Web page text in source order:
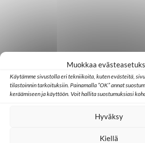
Muokkaa
Käytämme sivustolla eri tekniikoita, kuten evästeitä,
tilastoinnin tarkoituksiin. Painamalla ”OK” annat
keräämiseen ja käyttöön. Voit hallita suostumuksiasi
Hyväksy
Kiellä